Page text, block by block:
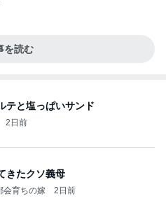
を読む
テと塩っぱいサンド
2日前
きたクソ義母
会育ちの嫁 2日前